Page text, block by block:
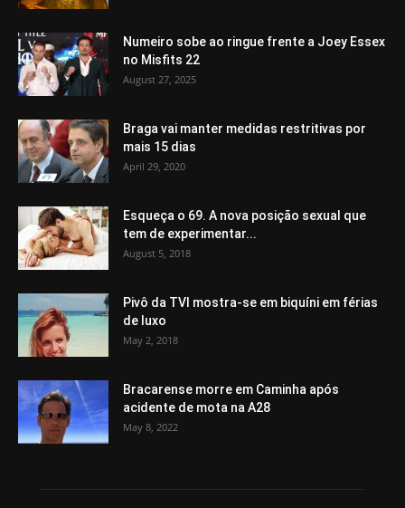
Numeiro sobe ao ringue frente a Joey Essex
no Misfits 22
August 27, 2025
Braga vai manter medidas restritivas por
mais 15 dias
April 29, 2020
Esqueça o 69. A nova posição sexual que
tem de experimentar...
August 5, 2018
Pivô da TVI mostra-se em biquíni em férias
de luxo
May 2, 2018
Bracarense morre em Caminha após
acidente de mota na A28
May 8, 2022